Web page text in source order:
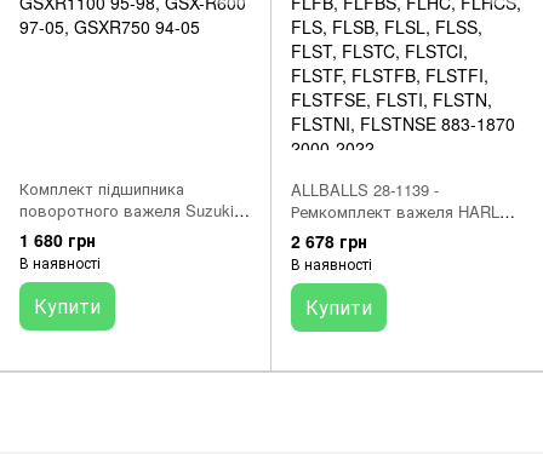
Комплект підшипника
поворотного важеля Suzuki
GSX-R1000 01-04, GSXR1100
95-98, GSX-R600 97-05,
GSXR750 94-05
1 680 грн
В наявності
Купити
ALLBALLS 28-1139 -
Ремкомплект важеля HARLEY
DAVIDSON FLDE, FLFB,
FLFBS, FLHC, FLHCS, FLS,
FLSB, FLSL, FLSS, FLST,
FLSTC, FLSTCI, FLSTF,
FLSTFB, FLSTFI, FLSTFSE,
2 678 грн
В наявності
Купити